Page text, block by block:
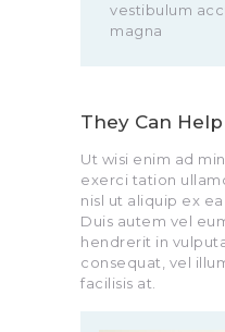
vestibulum
magna
They Can Help
Ut wisi enim ad
exerci tation
nisl ut aliquip ex
Duis autem vel
hendrerit in
consequat, vel
facilisis at.